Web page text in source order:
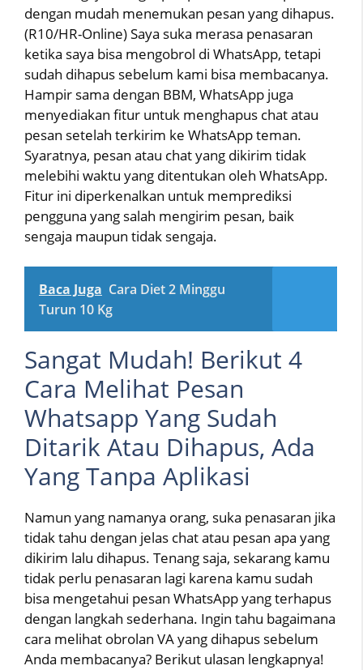
dengan mudah menemukan pesan yang dihapus.
(R10/HR-Online) Saya suka merasa penasaran
ketika saya bisa mengobrol di WhatsApp, tetapi
sudah dihapus sebelum kami bisa membacanya.
Hampir sama dengan BBM, WhatsApp juga
menyediakan fitur untuk menghapus chat atau
pesan setelah terkirim ke WhatsApp teman.
Syaratnya, pesan atau chat yang dikirim tidak
melebihi waktu yang ditentukan oleh WhatsApp.
Fitur ini diperkenalkan untuk memprediksi
pengguna yang salah mengirim pesan, baik
sengaja maupun tidak sengaja.
Baca Juga Cara Diet 2 Minggu
Turun 10 Kg
Sangat Mudah! Berikut 4
Cara Melihat Pesan
Whatsapp Yang Sudah
Ditarik Atau Dihapus, Ada
Yang Tanpa Aplikasi
Namun yang namanya orang, suka penasaran jika
tidak tahu dengan jelas chat atau pesan apa yang
dikirim lalu dihapus. Tenang saja, sekarang kamu
tidak perlu penasaran lagi karena kamu sudah
bisa mengetahui pesan WhatsApp yang terhapus
dengan langkah sederhana. Ingin tahu bagaimana
cara melihat obrolan VA yang dihapus sebelum
Anda membacanya? Berikut ulasan lengkapnya!